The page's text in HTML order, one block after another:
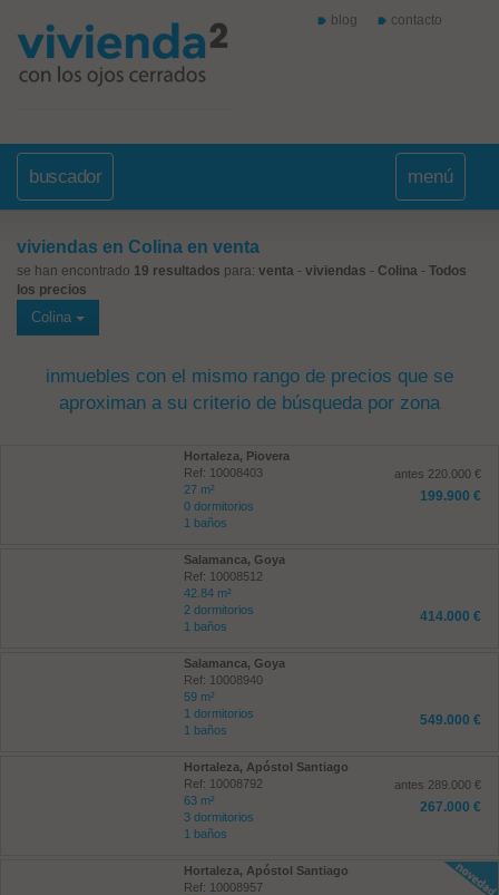
blog contacto
buscador menú
viviendas en Colina en venta
se han encontrado 19 resultados para: venta - viviendas - Colina - Todos
los precios
Colina
inmuebles con el mismo rango de precios que se
aproximan a su criterio de búsqueda por zona
Hortaleza, Piovera
Ref: 10008403
27 m²
0 dormitorios
1 baños
antes 220.000 €
199.900 €
Salamanca, Goya
Ref: 10008512
42.84 m²
2 dormitorios
1 baños
414.000 €
Salamanca, Goya
Ref: 10008940
59 m²
1 dormitorios
1 baños
549.000 €
Hortaleza, Apóstol Santiago
Ref: 10008792
63 m²
3 dormitorios
1 baños
antes 289.000 €
267.000 €
Hortaleza, Apóstol Santiago
Ref: 10008957